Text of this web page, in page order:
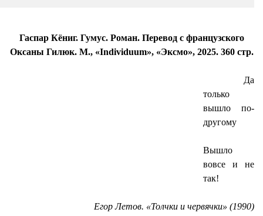
Гаспар Кёниг. Гумус. Роман. Перевод с французского
Оксаны Гилюк. M., «Individuum», «Эксмо», 2025. 360 стр.
Да
только
вышло по-
другому
Вышло
вовсе и не
так!
Егор Летов. «Толчки и червячки» (1990)